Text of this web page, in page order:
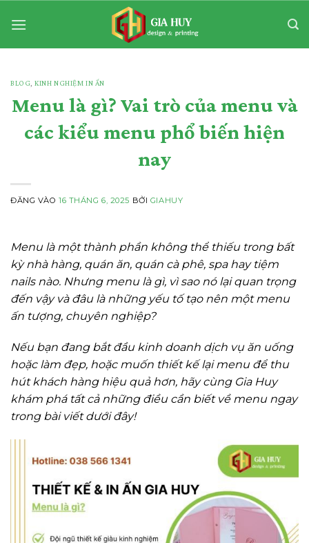
qua
BLOG ,KINH NGHIỆM IN ẤN
Menu là gì? Vai trò của menu và
các kiểu menu phổ biến hiện
nay
ĐĂNG VÀO16 THÁNG 6, 2025 BỞI GIAHUY
Menu là một thành phần không thể thiếu trong bất
kỳ nhà hàng, quán ăn, quán cà phê, spa hay tiệm
nails nào. Nhưng menu là gì, vì sao nó lại quan trọng
đến vậy và đâu là những yếu tố tạo nên một menu
ấn tượng, chuyên nghiệp?
Nếu bạn đang bắt đầu kinh doanh dịch vụ ăn uống
hoặc làm đẹp, hoặc muốn thiết kế lại menu để thu
hút khách hàng hiệu quả hơn, hãy cùng Gia Huy
khám phá tất cả những điều cần biết về menu ngay
trong bài viết dưới đây!